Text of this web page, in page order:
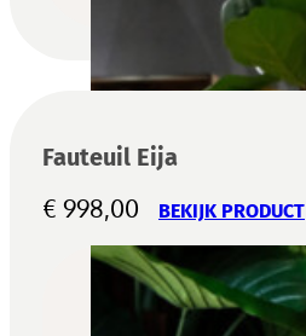
Fauteuil Eija
€ 998,00 BEKIJK PRODUCT